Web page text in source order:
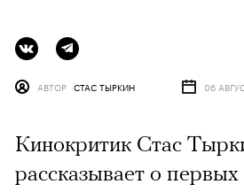
АВТОР СТАС ТЫРКИН 06
Кинокритик Стас
рассказывает о первых